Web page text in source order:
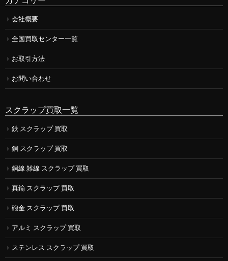
会社概要
全国買取センター一覧
お取引方法
お問い合わせ
スクラップ買取一覧
鉄 スクラップ 買取
銅 スクラップ 買取
銅線 雑線 スクラップ 買取
真鍮 スクラップ 買取
砲金 スクラップ 買取
アルミ スクラップ 買取
ステンレス スクラップ 買取